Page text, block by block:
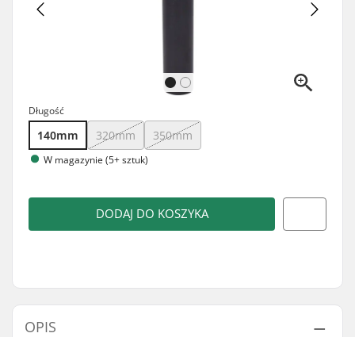
Długość
140mm 320mm 350mm
W magazynie (5+ sztuk)
DODAJ DO KOSZYKA
OPIS